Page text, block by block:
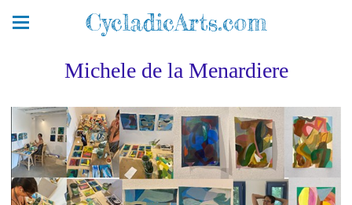
CycladicArts.com
Michele de la Menardiere